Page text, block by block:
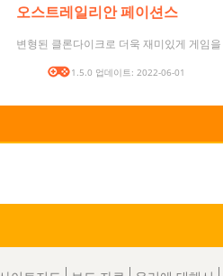
오스트레일리안 페이션스
변형된 클론다이크로 더욱 재미있게 게임
버전: 1.5.0 업데이트: 2022-06-01